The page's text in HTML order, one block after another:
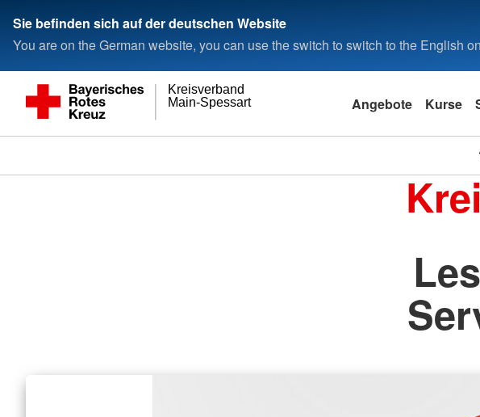
Sie befinden sich auf der deutschen Website
You are on the German website, you can use the switch to switch to the English
Main-Spessart
Kreisverband
Angebote Kurse